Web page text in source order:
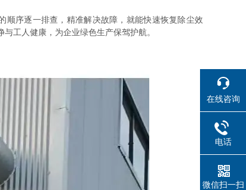
序逐一排查，精准解决故障，就能快速恢复除尘效
工人健康，为企业绿色生产保驾护航。
在线咨询
电话
微信扫一扫